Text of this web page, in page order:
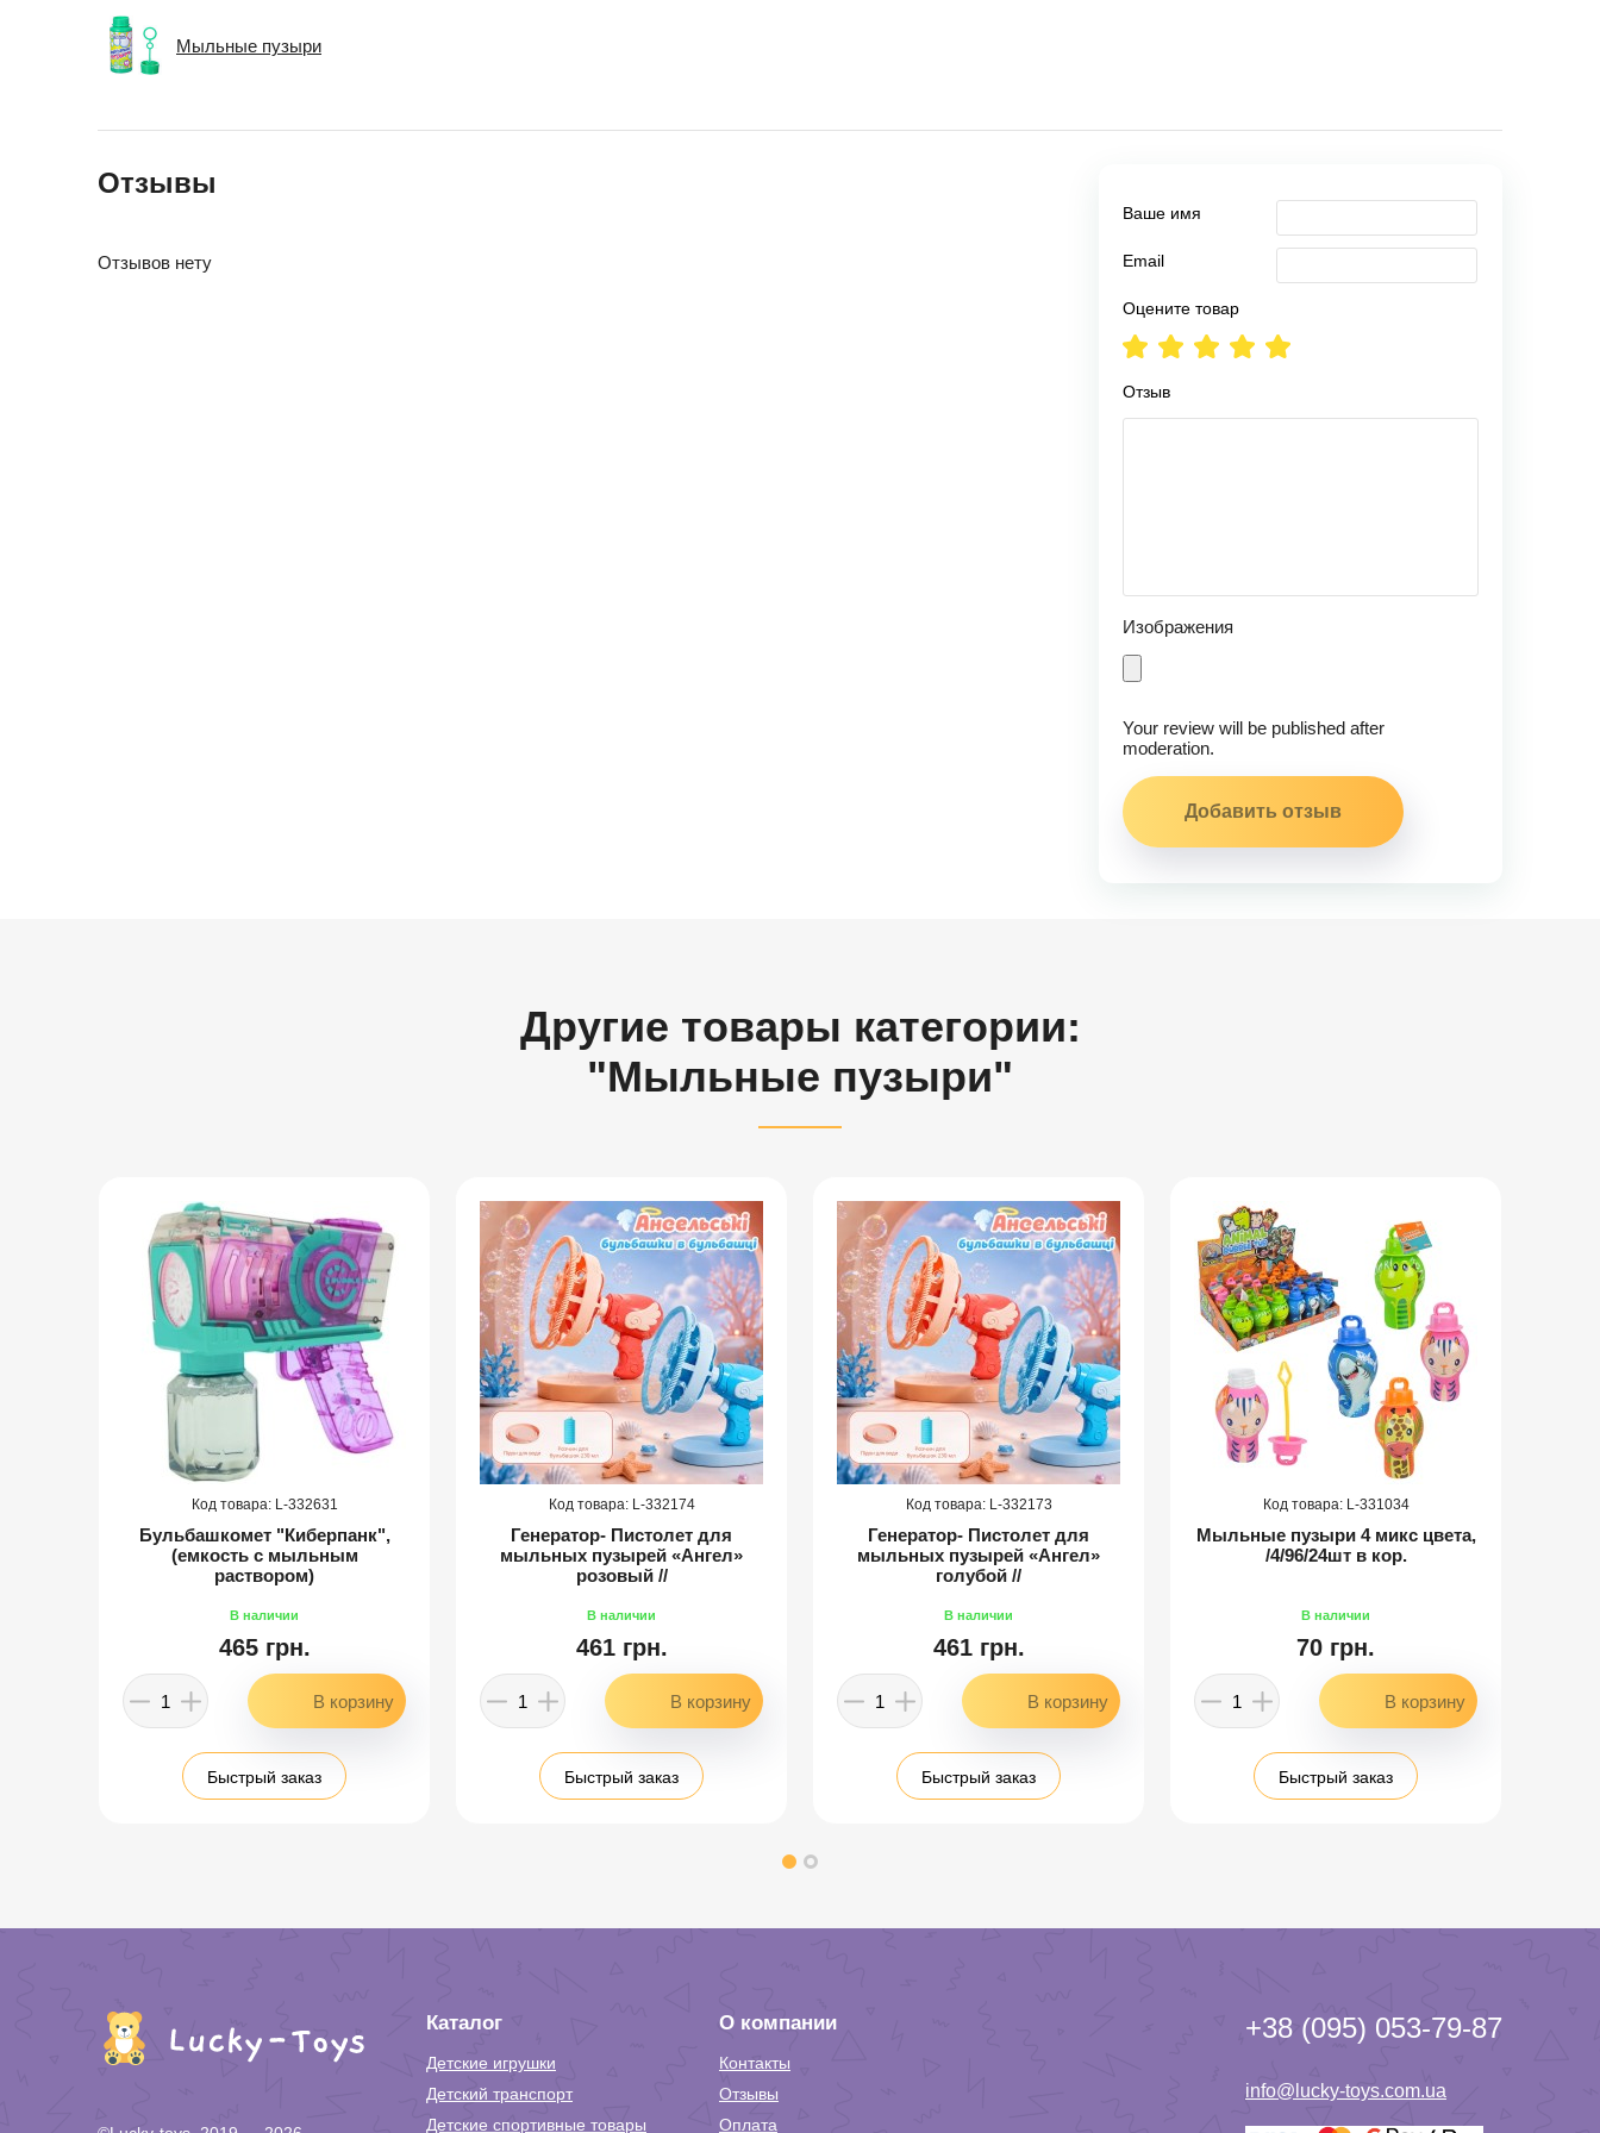
Мыльные пузыри
Отзывы
Отзывов нету
Ваше имя
Email
Оцените товар
Отзыв
Изображения
Your review will be published after
moderation.
Другие товары категории:
"Мыльные пузыри"
332631
Бульбашкомет "Киберпанк",
(емкость с мыльным
раствором)
465 грн.
Быстрый заказ
332174
Генератор- Пистолет для
мыльных пузырей «Ангел»
розовый //
461 грн.
Быстрый заказ
332173
Генератор- Пистолет для
мыльных пузырей «Ангел»
голубой //
461 грн.
Быстрый заказ
331034
Мыльные пузыри 4 микс цвета,
/4/96/24шт в кор.
70 грн.
Быстрый заказ
Каталог
Детские игрушки
Детский транспорт
Детские спортивные товары
О компании
Контакты
Отзывы
Оплата
+38 (095) 053-79-87
info@lucky-toys.com.ua